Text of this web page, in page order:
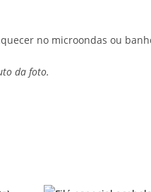
no microondas ou
da foto.